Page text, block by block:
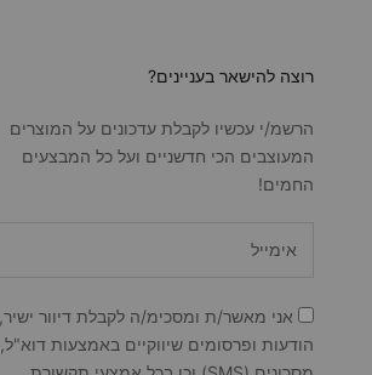
רוצה להישאר בעניינים?
הרשמ/י עכשיו לקבלת עדכונים על המוצרים
המעוצבים הכי חדשניים ועל כל המבצעים
החמים!
אני מאשר/ת ומסכימ/ה לקבלת דיוור ישיר,
הודעות ופרסומים שיווקיים באמצעות דוא"ל,